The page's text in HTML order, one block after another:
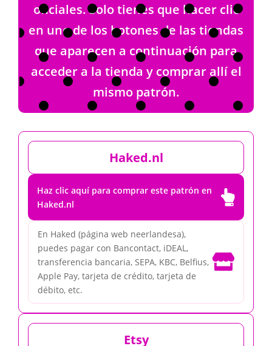
oficiales. Solo tienes que hacer clic
en uno de los botones de las tiendas
que aparecen a continuación para
acceder a la tienda y comprar allí el
mismo patrón.
Haked.nl
Haz clic aquí para comprar este patrón en
Haked.nl

En Haked (página web neerlandesa),
puedes pagar con Bancontact, iDEAL,
transferencia bancaria, SEPA, KBC, Belfius,
Apple Pay, tarjeta de crédito, tarjeta de
débito, etc.

Etsy